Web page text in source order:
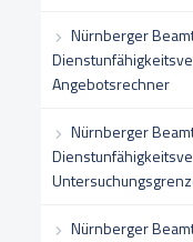
Nürnberger
Angebotsrechner
Nürnberger
Nürnberger